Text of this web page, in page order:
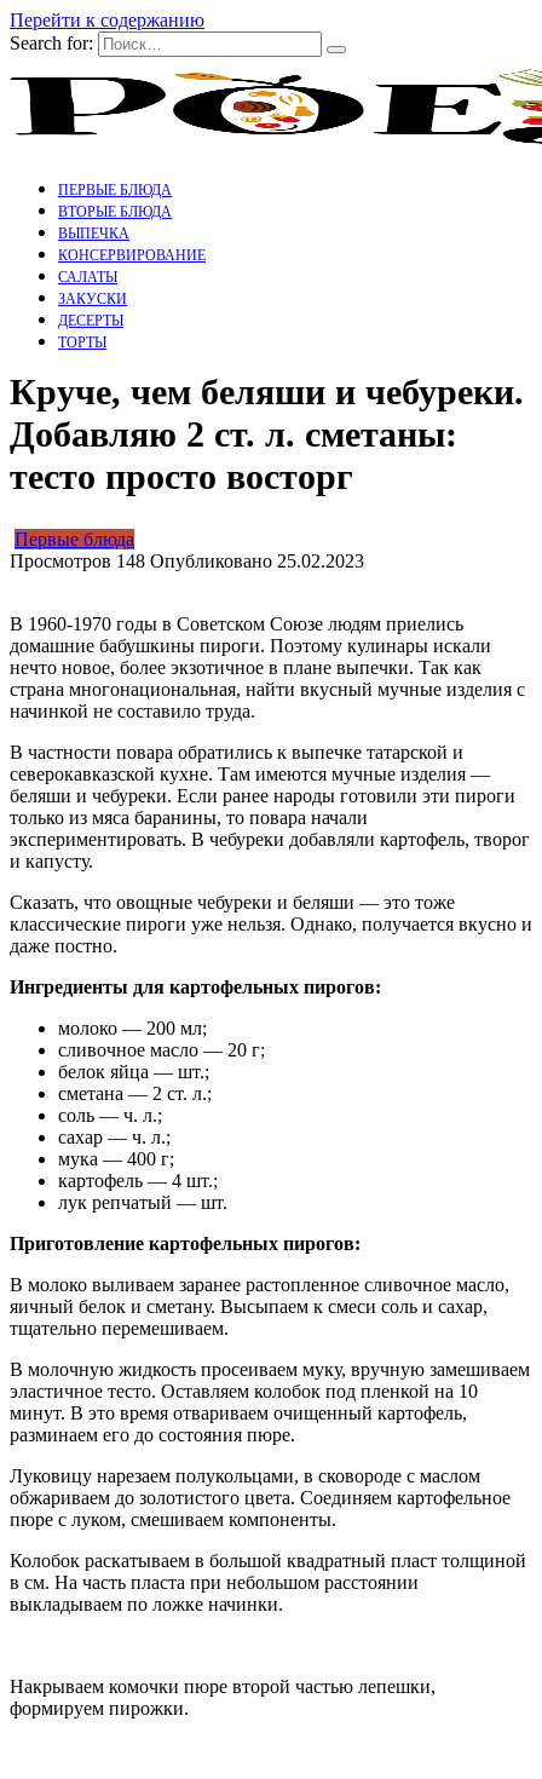
Перейти к содержанию
Search for:
ПЕРВЫЕ БЛЮДА
ВТОРЫЕ БЛЮДА
ВЫПЕЧКА
КОНСЕРВИРОВАНИЕ
САЛАТЫ
ЗАКУСКИ
ДЕСЕРТЫ
ТОРТЫ
Круче, чем беляши и чебуреки.
Добавляю 2 ст. л. сметаны:
тесто просто восторг
Первые блюда
Просмотров 148 Опубликовано 25.02.2023
В 1960-1970 годы в Советском Союзе людям приелись
домашние бабушкины пироги. Поэтому кулинары искали
нечто новое, более экзотичное в плане выпечки. Так как
страна многонациональная, найти вкусный мучные изделия с
начинкой не составило труда.
В частности повара обратились к выпечке татарской и
северокавказской кухне. Там имеются мучные изделия —
беляши и чебуреки. Если ранее народы готовили эти пироги
только из мяса баранины, то повара начали
экспериментировать. В чебуреки добавляли картофель, творог
и капусту.
Сказать, что овощные чебуреки и беляши — это тоже
классические пироги уже нельзя. Однако, получается вкусно и
даже постно.
Ингредиенты для картофельных пирогов:
молоко — 200 мл;
сливочное масло — 20 г;
белок яйца — шт.;
сметана — 2 ст. л.;
соль — ч. л.;
сахар — ч. л.;
мука — 400 г;
картофель — 4 шт.;
лук репчатый — шт.
Приготовление картофельных пирогов:
В молоко выливаем заранее растопленное сливочное масло,
яичный белок и сметану. Высыпаем к смеси соль и сахар,
тщательно перемешиваем.
В молочную жидкость просеиваем муку, вручную замешиваем
эластичное тесто. Оставляем колобок под пленкой на 10
минут. В это время отвариваем очищенный картофель,
разминаем его до состояния пюре.
Луковицу нарезаем полукольцами, в сковороде с маслом
обжариваем до золотистого цвета. Соединяем картофельное
пюре с луком, смешиваем компоненты.
Колобок раскатываем в большой квадратный пласт толщиной
в см. На часть пласта при небольшом расстоянии
выкладываем по ложке начинки.
Накрываем комочки пюре второй частью лепешки,
формируем пирожки.